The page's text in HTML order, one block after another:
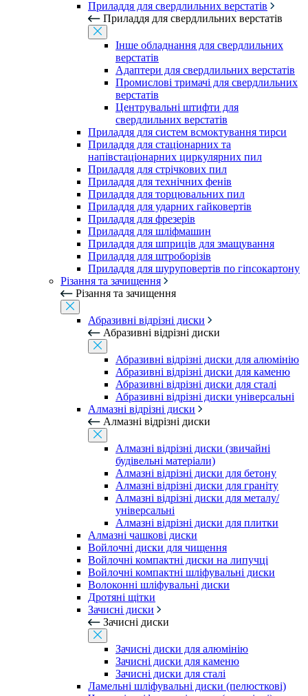
Приладдя для свердлильних верстатів
Приладдя для свердлильних верстатів
Інше обладнання для свердлильних
верстатів
Адаптери для свердлильних верстатів
Промислові тримачі для свердлильних
верстатів
Центрувальні штифти для
свердлильних верстатів
Приладдя для систем всмоктування тирси
Приладдя для стаціонарних та
напівстаціонарних циркулярних пил
Приладдя для стрічкових пил
Приладдя для технічних фенів
Приладдя для торцювальних пил
Приладдя для ударних гайковертів
Приладдя для фрезерів
Приладдя для шліфмашин
Приладдя для шприців для змащування
Приладдя для штроборізів
Приладдя для шуруповертів по гіпсокартону
Різання та зачищення
Різання та зачищення
Абразивні відрізні диски
Абразивні відрізні диски
Абразивні відрізні диски для алюмінію
Абразивні відрізні диски для каменю
Абразивні відрізні диски для сталі
Абразивні відрізні диски універсальні
Алмазні відрізні диски
Алмазні відрізні диски
Алмазні відрізні диски (звичайні
будівельні матеріали)
Алмазні відрізні диски для бетону
Алмазні відрізні диски для граніту
Алмазні відрізні диски для металу/
універсальні
Алмазні відрізні диски для плитки
Алмазні чашкові диски
Войлочні диски для чищення
Войлочні компактні диски на липучці
Войлочні компактні шліфувальні диски
Волоконні шліфувальні диски
Дротяні щітки
Зачисні диски
Зачисні диски
Зачисні диски для алюмінію
Зачисні диски для каменю
Зачисні диски для сталі
Ламельні шліфувальні диски (пелюсткові)